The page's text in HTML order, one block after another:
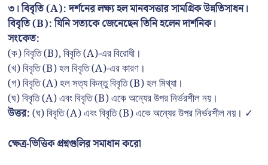
৩। বিবৃতি (A): দর্শনের লক্ষ্য হল মানবসত্তার সামগ্রিক উন্নতিসাধন।
বিবৃতি (B): যিনি সত্যকে জেনেছেন তিনি হলেন দার্শনিক।
সংকেত:
(ক) বিবৃতি (B), বিবৃতি (A)-এর বিরোধী।
(খ) বিবৃতি (B) হল বিবৃতি (A)-এর কারণ।
(গ) বিবৃতি (A) হল সত্য কিন্তু বিবৃতি (B) হল মিথ্যা।
(ঘ) বিবৃতি (A) এবং বিবৃতি (B) একে অন্যের উপর নির্ভরশীল নয়।
উত্তর:(ঘ) বিবৃতি (A) এবং বিবৃতি (B) একে অন্যের উপর নির্ভরশীল নয়। ✓
ক্ষেত্র-ভিত্তিক প্রশ্নগুলির সমাধান করো